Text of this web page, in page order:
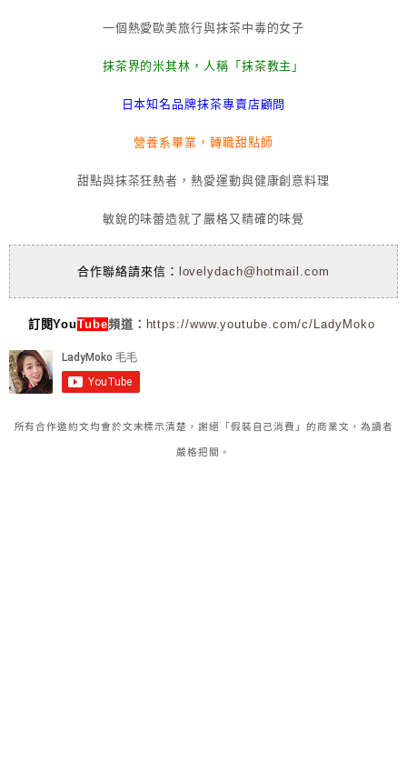
一個熱愛歐美旅行與抹茶中毒的女子
抹茶界的米其林，人稱「抹茶教主」
日本知名品牌抹茶專賣店顧問
營養系畢業，轉職甜點師
甜點與抹茶狂熱者，熱愛運動與健康創意料理
敏銳的味蕾造就了嚴格又精確的味覺
合作聯絡請來信： lovelydach@hotmail.com
訂閱YouTube頻道： https://www.youtube.com/c/LadyMoko
所有合作邀約文均會於文末標示清楚，謝絕「假裝自己消費」的商業文，為讀者
嚴格把關。